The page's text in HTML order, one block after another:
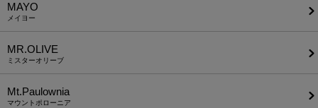
MAYO
メイヨー
MR.OLIVE
ミスターオリーブ
Mt.Paulownia
マウントポローニア